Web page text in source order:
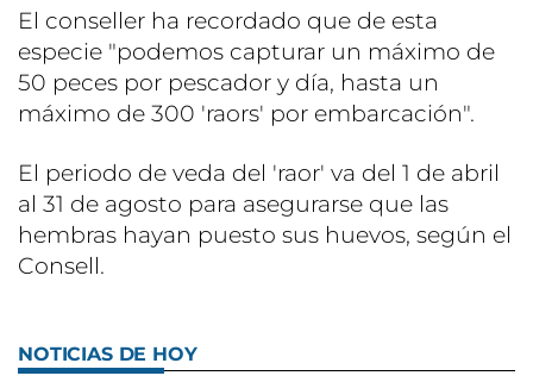
El conseller ha recordado que de esta
especie "podemos capturar un máximo de
50 peces por pescador y día, hasta un
máximo de 300 'raors' por embarcación".
El periodo de veda del 'raor' va del 1 de abril
al 31 de agosto para asegurarse que las
hembras hayan puesto sus huevos, según el
Consell.
NOTICIAS DE HOY